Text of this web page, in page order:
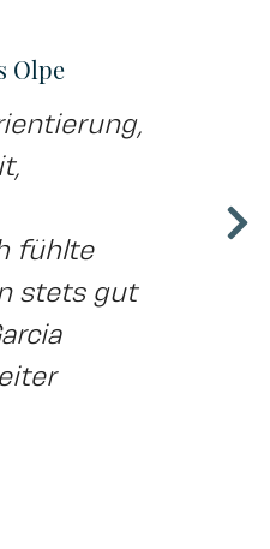
Olpe
fühlte
stets gut